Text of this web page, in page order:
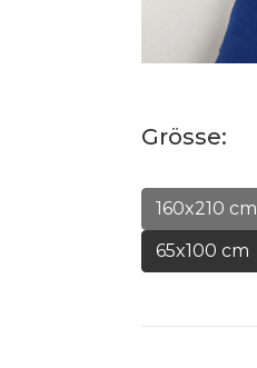
Grösse:
160x210 cm
65x100 cm